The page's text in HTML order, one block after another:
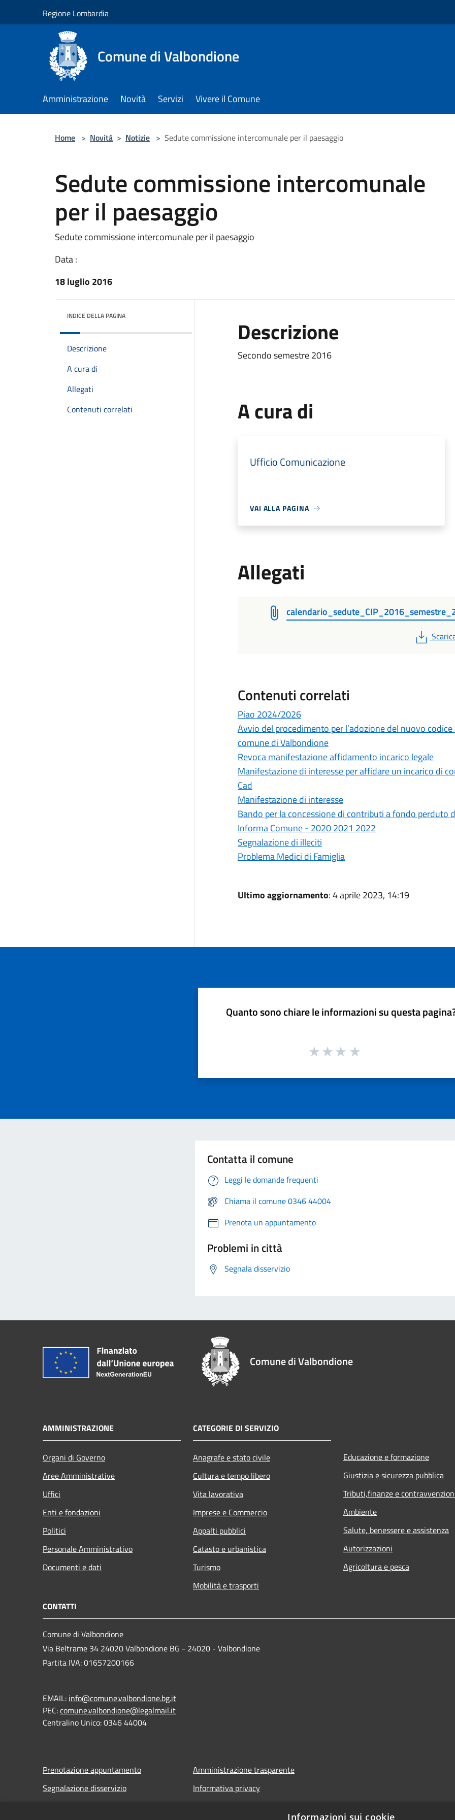
Regione Lombardia
Comune di Valbondione
Amministrazione Novità Servizi Vivere il Comune
Home > Novità > Notizie > Sedute commissione intercomunale per il paesaggio
Sedute commissione intercomunale
per il paesaggio
Sedute commissione intercomunale per il paesaggio
Data :
18 luglio 2016
INDICE DELLA PAGINA
Descrizione
A cura di
Allegati
Contenuti correlati
Descrizione
Secondo semestre 2016
A cura di
Ufficio Comunicazione
VAI ALLA PAGINA
Allegati
PDF
Contenuti correlati
Piao 2024/2026
Avvio del procedimento per l’adozione del nuovo
comune di Valbondione
Revoca manifestazione affidamento incarico legale
Manifestazione di interesse per affidare un incarico di
Cad
Manifestazione di interesse
Bando per la concessione di contributi a fondo perduto
Informa Comune - 2020 2021 2022
Segnalazione di illeciti
Problema Medici di Famiglia
Ultimo aggiornamento: 4 aprile 2023, 14:19
Quanto sono chiare le informazioni su questa
Contatta il comune
Leggi le domande frequenti
Chiama il comune 0346 44004
Prenota un appuntamento
Problemi in città
Segnala disservizio
Comune di Valbondione
AMMINISTRAZIONE
Organi di Governo
Aree Amministrative
Uffici
Enti e fondazioni
Politici
Personale Amministrativo
Documenti e dati
CATEGORIE DI SERVIZIO
Anagrafe e stato civile
Cultura e tempo libero
Vita lavorativa
Imprese e Commercio
Appalti pubblici
Catasto e urbanistica
Turismo
Mobilità e trasporti
Educazione e formazione
Giustizia e sicurezza pubblica
Tributi,finanze e
Ambiente
Salute, benessere e assistenza
Autorizzazioni
Agricoltura e pesca
CONTATTI
Comune di Valbondione
Via Beltrame 34 24020 Valbondione BG - 24020 - Valbondione
Partita IVA: 01657200166
EMAIL: info@comune.valbondione.bg.it
PEC:comune.valbondione@legalmail.it
Centralino Unico: 0346 44004
Prenotazione appuntamento
Segnalazione disservizio
Amministrazione trasparente
Informativa privacy
Informazioni sui cookie